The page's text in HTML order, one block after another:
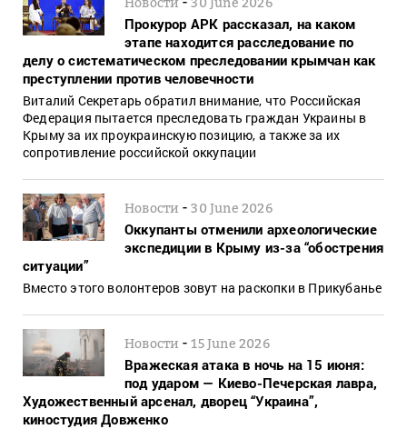
Прокурор АРК рассказал, на каком
этапе находится расследование по
делу о систематическом преследовании крымчан как
преступлении против человечности
Виталий Секретарь обратил внимание, что Российская
Федерация пытается преследовать граждан Украины в
Крыму за их проукраинскую позицию, а также за их
сопротивление российской оккупации
Новости -30 June 2026
Оккупанты отменили археологические
экспедиции в Крыму из-за “обострения
ситуации”
Вместо этого волонтеров зовут на раскопки в Прикубанье
Новости -15 June 2026
Вражеская атака в ночь на 15 июня:
под ударом — Киево-Печерская лавра,
Художественный арсенал, дворец “Украина”,
киностудия Довженко